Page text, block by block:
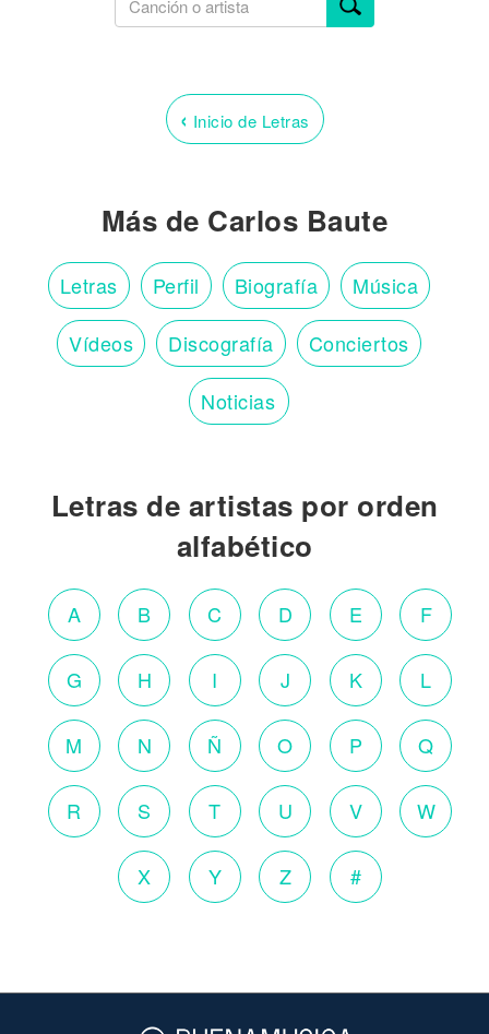
‹ Inicio de Letras
Más de Carlos Baute
Letras Perfil Biografía Música
Vídeos Discografía Conciertos
Noticias
Letras de artistas por orden
alfabético
A B C D E F
G H I J K L
M N Ñ O P Q
R S T U V W
X Y Z #